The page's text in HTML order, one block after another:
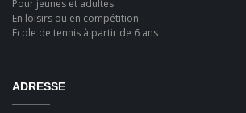
Pour jeunes et adultes
En loisirs ou en compétition
École de tennis à partir de 6 ans
ADRESSE